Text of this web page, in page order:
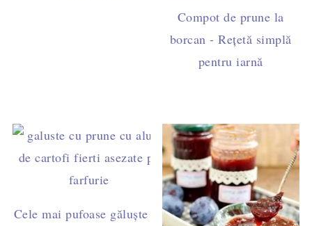
Compot de prune la
borcan - Rețetă simplă
pentru iarnă
Cele mai pufoase găluște cu